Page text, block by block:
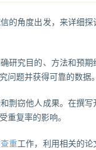
的角度出发，来详细探
研究目的、方法和预期
题并获得可靠的数据。
剽窃他人成果。在撰写
复率的影响。
重工作，利用相关的论